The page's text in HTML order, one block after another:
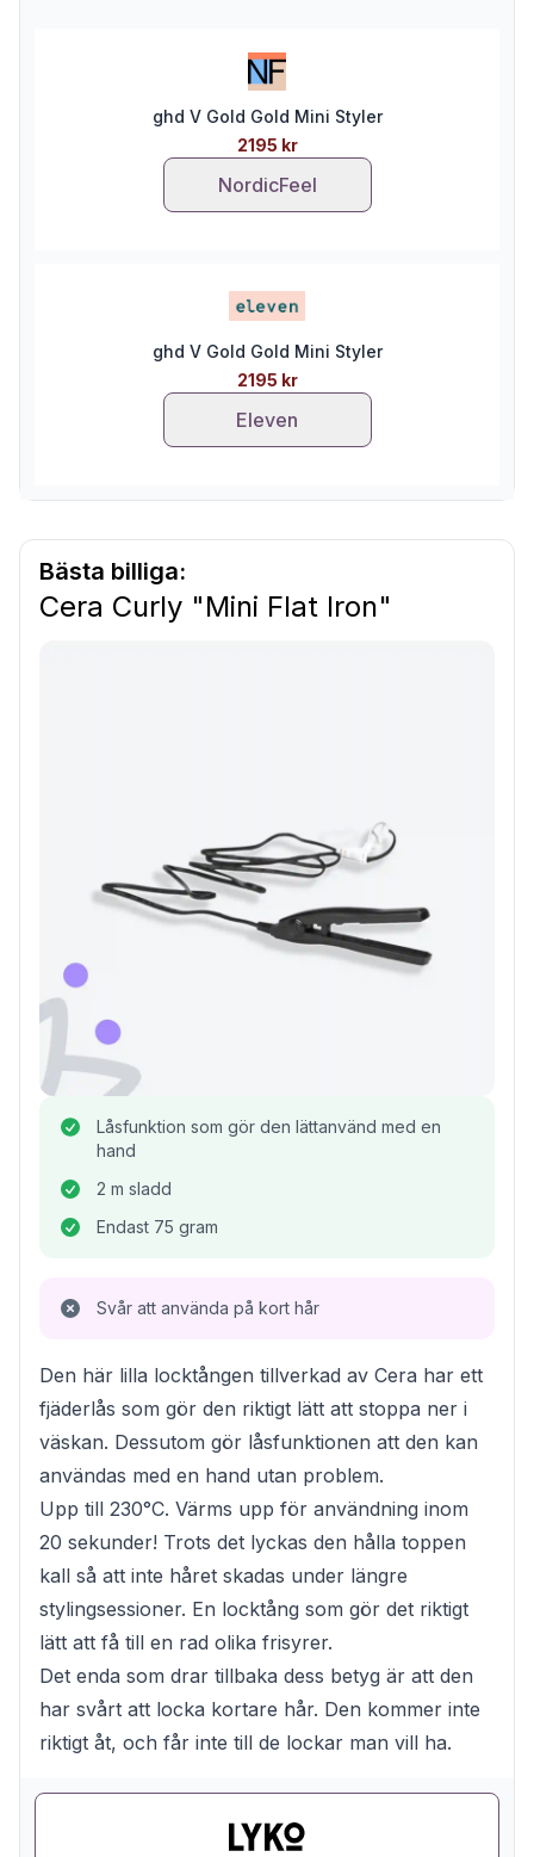
ghd V Gold Gold Mini Styler
2195 kr
NordicFeel
ghd V Gold Gold Mini Styler
2195 kr
Eleven
Bästa billiga:
Cera Curly "Mini Flat Iron"
Låsfunktion som gör den lättanvänd med en
hand
2 m sladd
Endast 75 gram
Svår att använda på kort hår
Den här lilla locktången tillverkad av Cera har ett
fjäderlås som gör den riktigt lätt att stoppa ner i
väskan. Dessutom gör låsfunktionen att den kan
användas med en hand utan problem.
Upp till 230°C. Värms upp för användning inom
20 sekunder! Trots det lyckas den hålla toppen
kall så att inte håret skadas under längre
stylingsessioner. En locktång som gör det riktigt
lätt att få till en rad olika frisyrer.
Det enda som drar tillbaka dess betyg är att den
har svårt att locka kortare hår. Den kommer inte
riktigt åt, och får inte till de lockar man vill ha.